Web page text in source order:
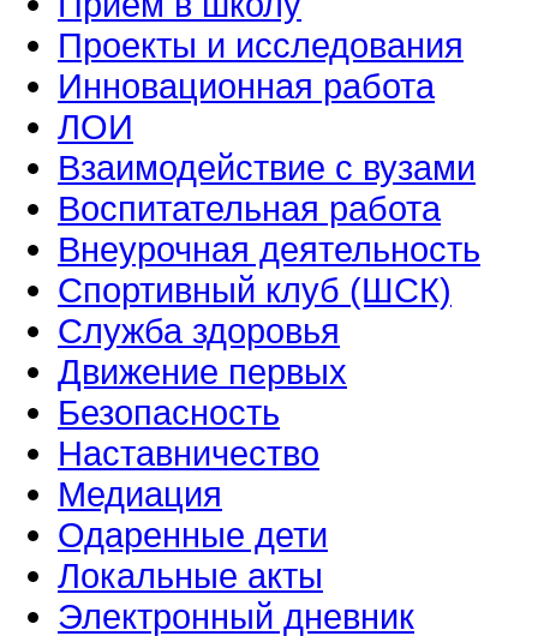
Проекты и исследования
Инновационная работа
ЛОИ
Взаимодействие с вузами
Воспитательная работа
Внеурочная деятельность
Спортивный клуб (ШСК)
Служба здоровья
Движение первых
Безопасность
Наставничество
Медиация
Одаренные дети
Локальные акты
Электронный дневник